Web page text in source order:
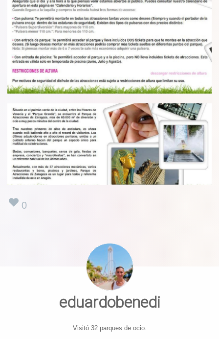
0
eduardobenedi
Visitó 32 parques de ocio.